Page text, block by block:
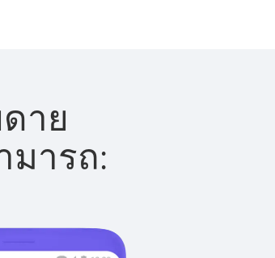
าย
มารถ: